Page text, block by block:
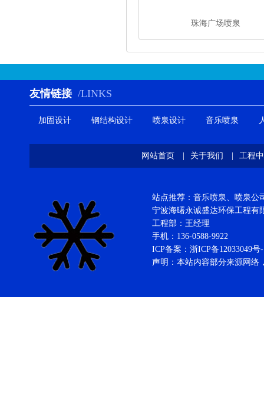
珠海广场喷泉
友情链接 /LINKS
加固设计 钢结构设计 喷泉设计 音乐喷泉
网站首页 | 关于我们 | 工程
站点推荐：音乐喷泉、喷泉公
宁波海曙永诚盛达环保工程
工程部：王经理
手机：136-0588-9922
ICP备案： 浙ICP备12033049号
声明：本站内容部分来源网络